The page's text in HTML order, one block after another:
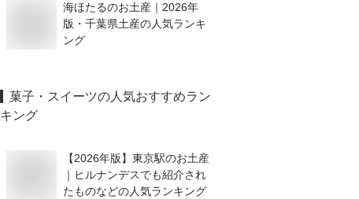
海ほたるのお土産｜2026年
版・千葉県土産の人気ランキ
ング
菓子・スイーツの人気おすすめラン
キング
【2026年版】東京駅のお土産
｜ヒルナンデスでも紹介され
たものなどの人気ランキング